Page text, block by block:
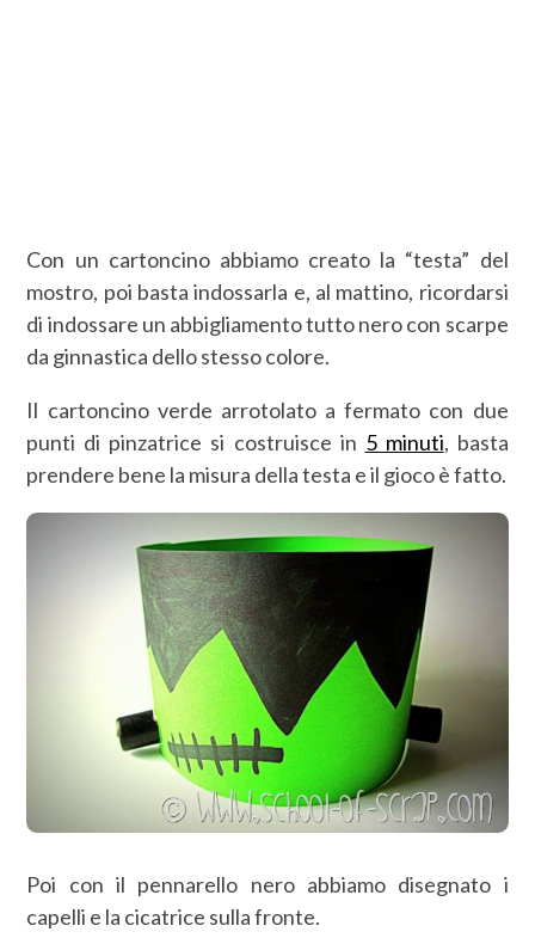
Con un cartoncino abbiamo creato la “testa” del
mostro, poi basta indossarla e, al mattino, ricordarsi
di indossare un abbigliamento tutto nero con scarpe
da ginnastica dello stesso colore.
Il cartoncino verde arrotolato a fermato con due
punti di pinzatrice si costruisce in 5 minuti, basta
prendere bene la misura della testa e il gioco è fatto.
Poi con il pennarello nero abbiamo disegnato i
capelli e la cicatrice sulla fronte.